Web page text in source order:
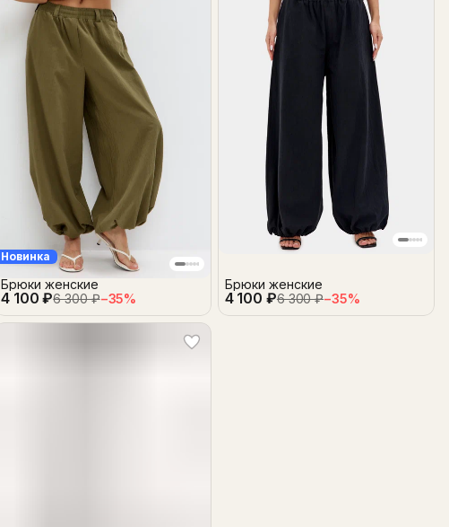
Новинка
4 100 ₽6 300 ₽−35%
Брюки женские
4 100 ₽6 300 ₽−35%
Брюки женские